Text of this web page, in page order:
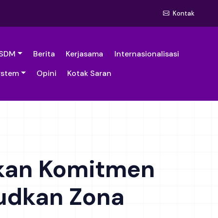
Kontak
Berita Kerjasama
Internasionalisasi
Opini Kotak Saran
Komitmen
Zona